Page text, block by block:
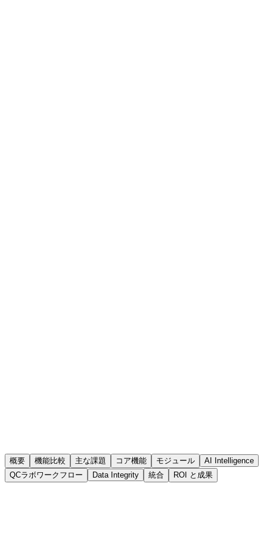
概要 機能比較 主な課題 コア機能 モジュール
AI Intelligence
QCラボワークフロー
Data Integrity 統合 ROI と成果